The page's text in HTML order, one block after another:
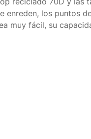
los puntos
muy fácil, su